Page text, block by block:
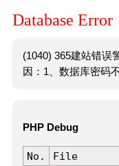
Database Error
(1040) 365建站错误
因：1、数据库密码
PHP Debug
No. File